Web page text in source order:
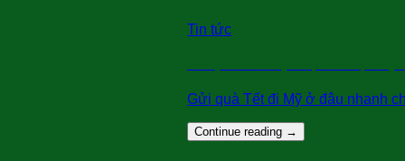
Tin tức
Gửi quà Tết đi Mỹ ở đâu nhanh
Continue reading →